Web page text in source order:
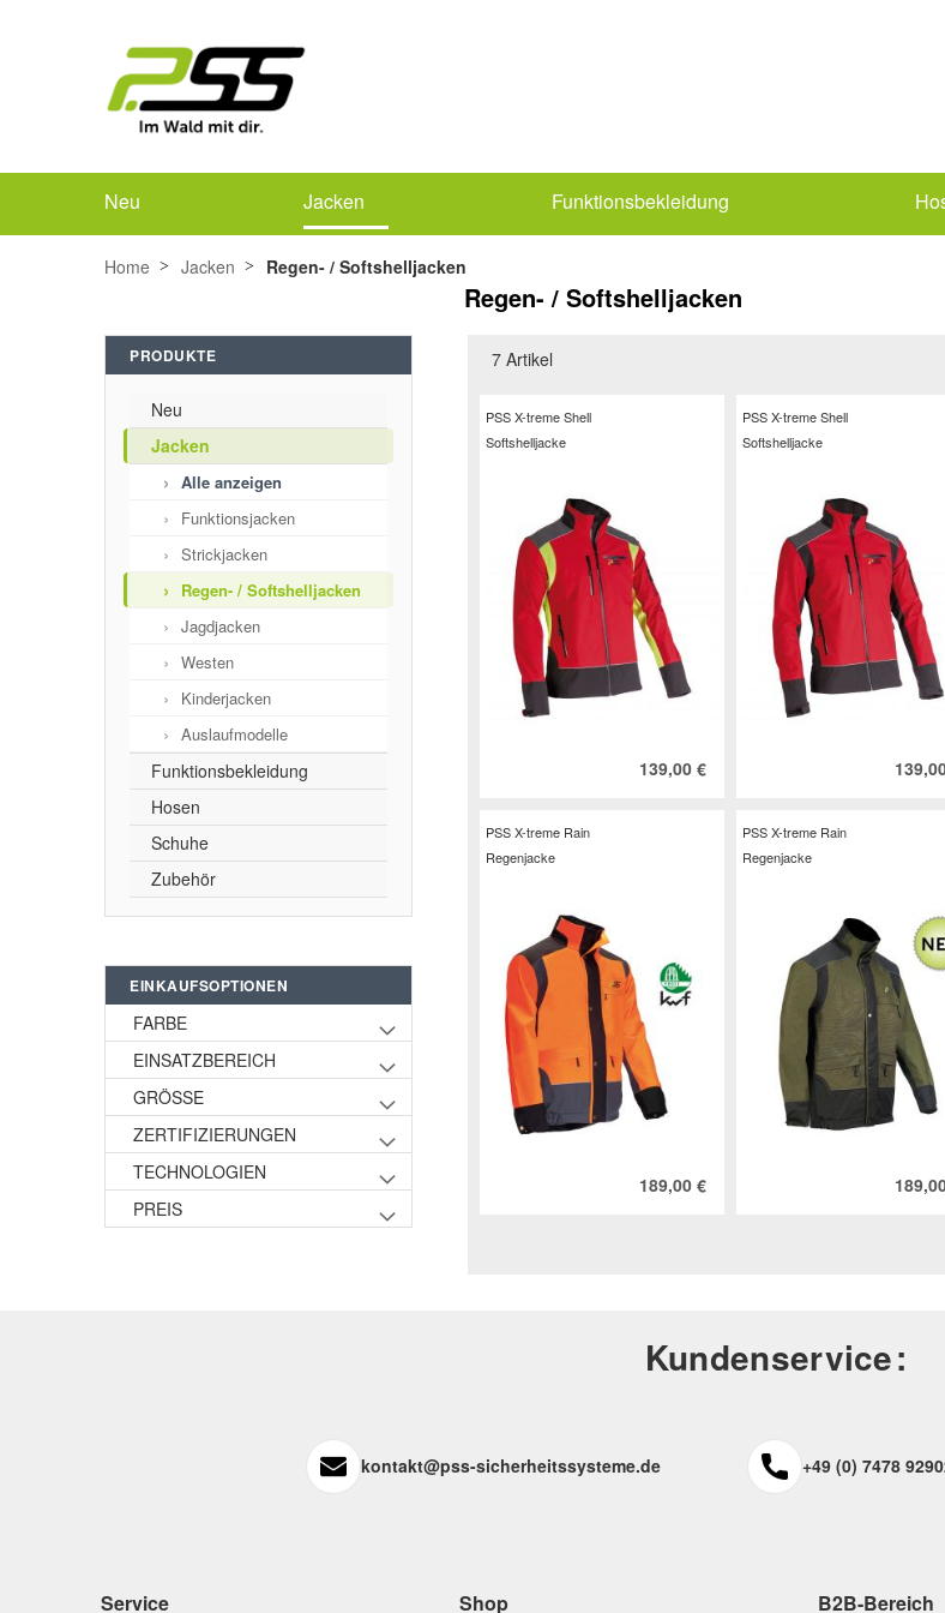
Neu Jacken Funktionsbekleidung
Home Jacken Regen- / Softshelljacken
Regen- / Softshelljacken
7 Artikel
PSS X-treme Shell
Softshelljacke
139,00 €
PSS X-treme Shell
Softshelljacke
PSS X-treme Rain
Regenjacke
189,00 €
PSS X-treme Rain
Regenjacke
PRODUKTE
Neu
Jacken
Alle anzeigen
Funktionsjacken
Strickjacken
Regen- / Softshelljacken
Jagdjacken
Westen
Kinderjacken
Auslaufmodelle
Funktionsbekleidung
Hosen
Schuhe
Zubehör
EINKAUFSOPTIONEN
FARBE
EINSATZBEREICH
GRÖSSE
ZERTIFIZIERUNGEN
TECHNOLOGIEN
PREIS
Kundenservice
kontakt@pss-sicherheitssysteme.de +49 (0) 7478
Service Shop B2B-Bereich